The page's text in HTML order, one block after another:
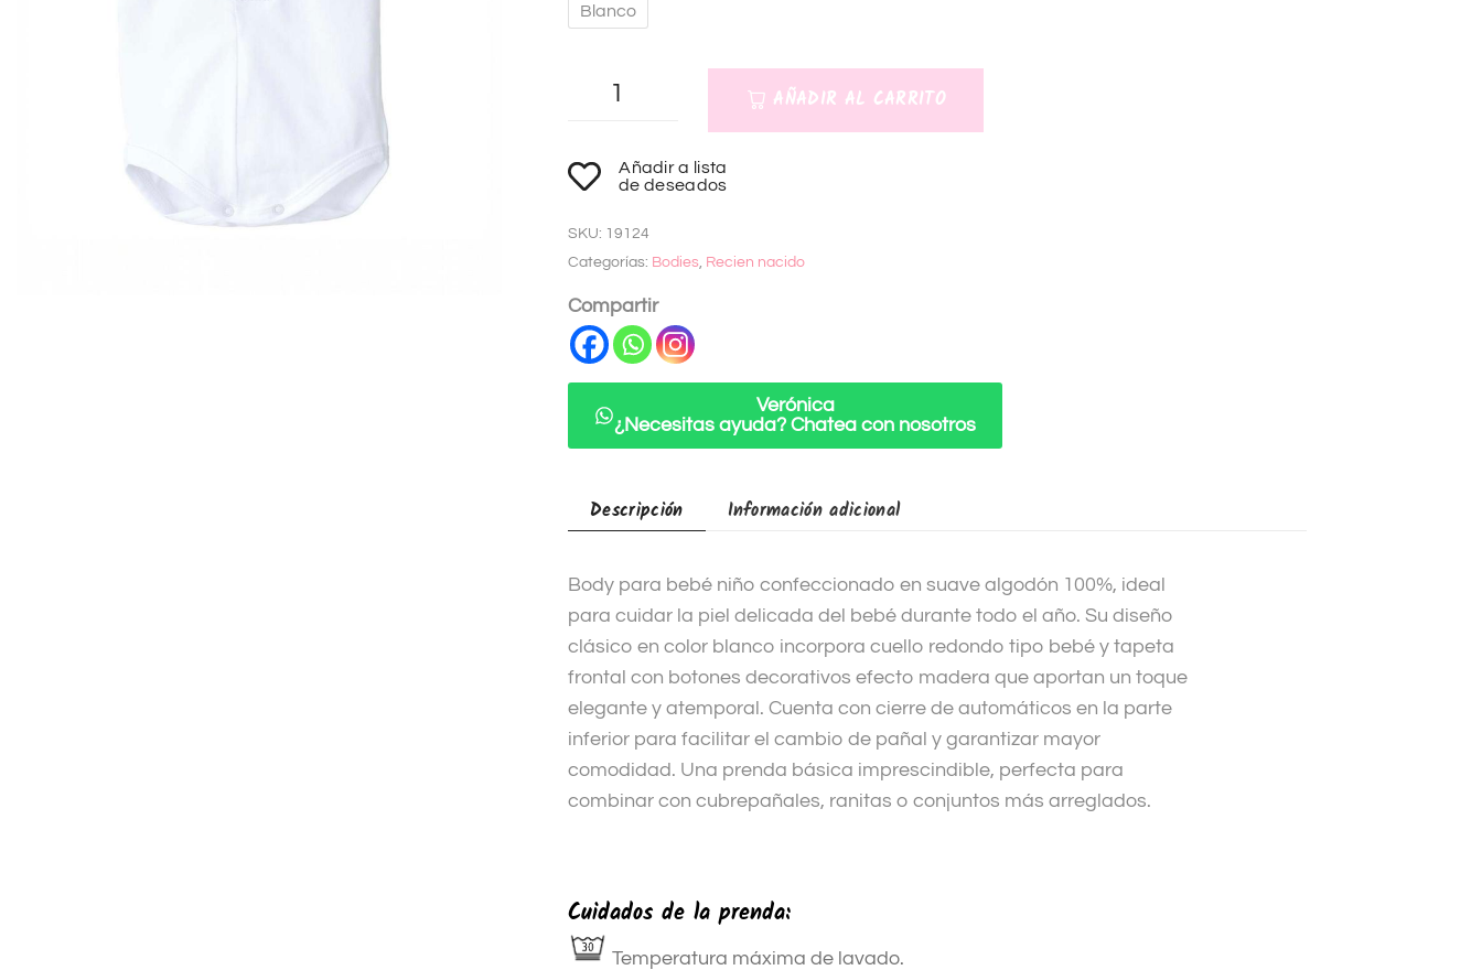
Blanco
AÑADIR AL CARRITO
l
e
r
n
a
t
e
Añadir a lista
de deseados
SKU: 19124
Categorías: Bodies Recien nacido
Compartir
Verónica
¿Necesitas ayuda? Chatea con nosotros
Descripción Información adicional
Body para bebé niño confeccionado en suave algodón 100%, ideal
para cuidar la piel delicada del bebé durante todo el año. Su diseño
clásico en color blanco incorpora cuello redondo tipo bebé y tapeta
frontal con botones decorativos efecto madera que aportan un toque
elegante y atemporal. Cuenta con cierre de automáticos en la parte
inferior para facilitar el cambio de pañal y garantizar mayor
comodidad. Una prenda básica imprescindible, perfecta para
combinar con cubrepañales, ranitas o conjuntos más arreglados.
Cuidados de la prenda:
Temperatura máxima de lavado.